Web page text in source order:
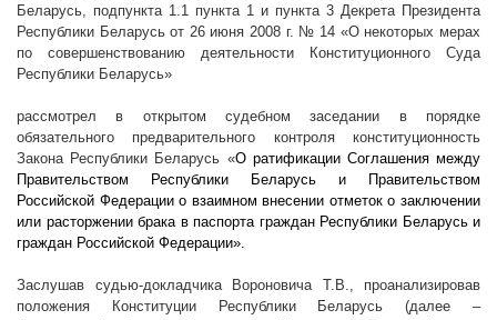
Беларусь, подпункта 1.1 пункта 1 и пункта 3 Декрета Президента
Республики Беларусь от 26 июня 2008 г. № 14 «О некоторых мерах
по совершенствованию деятельности Конституционного Суда
Республики Беларусь»
рассмотрел в открытом судебном заседании в порядке
обязательного предварительного контроля конституционность
Закона Республики Беларусь «О ратификации Соглашения между
Правительством Республики Беларусь и Правительством
Российской Федерации о взаимном внесении отметок о заключении
или расторжении брака в паспорта граждан Республики Беларусь и
граждан Российской Федерации».
Заслушав судью-докладчика Вороновича Т.В., проанализировав
положения Конституции Республики Беларусь (далее –